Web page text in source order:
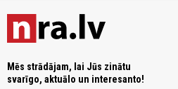
Mēs strādājam, lai Jūs zinātu
svarīgo, aktuālo un interesanto!